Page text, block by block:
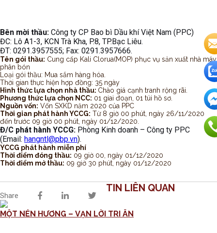
Bên mời thầu: Công ty CP Bao bì Dầu khí Việt Nam (PPC)
ĐC: Lô A1-3, KCN Trà Kha, P.8, TP.Bạc Liêu.
ĐT: 0291.3957555; Fax: 0291.3957666.
Tên gói thầu: Cung cấp Kali Clorua(MOP) phục vụ sản xuất nhà máy
phân bón
Loại gói thầu: Mua sắm hàng hóa.
Thời gian thực hiện hợp đồng: 35 ngày
Hình thức lựa chọn nhà thầu: Chào giá cạnh tranh rộng rãi.
Phương thức lựa chọn NCC: 01 giai đoạn, 01 túi hồ sơ.
Nguồn vốn: Vốn SXKD năm 2020 của PPC
Thời gian phát hành YCCG: Từ 8 giờ 00 phút, ngày 26/11/2020
đến trước 09 giờ 00 phút, ngày 01/12/2020.
Đ/C phát hành YCCG: Phòng Kinh doanh – Công ty PPC
(Email: hangntl@pbp.vn).
YCCG phát hành miễn phí
Thời điểm đóng thầu: 09 giờ 00, ngày 01/12/2020
Thời điểm mở thầu: 09 giờ 30 phút, ngày 01/12/2020
Share
TIN LIÊN QUAN
MỘT NÉN HƯƠNG – VẠN LỜI TRI ÂN